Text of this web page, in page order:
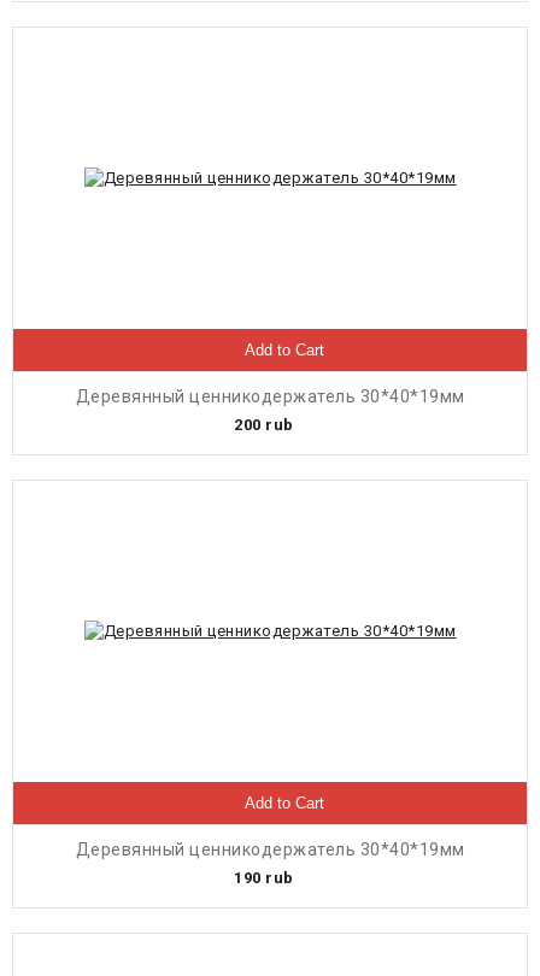
Add to Cart
Деревянный ценникодержатель 30*40*19мм
200 rub
Add to Cart
Деревянный ценникодержатель 30*40*19мм
190 rub